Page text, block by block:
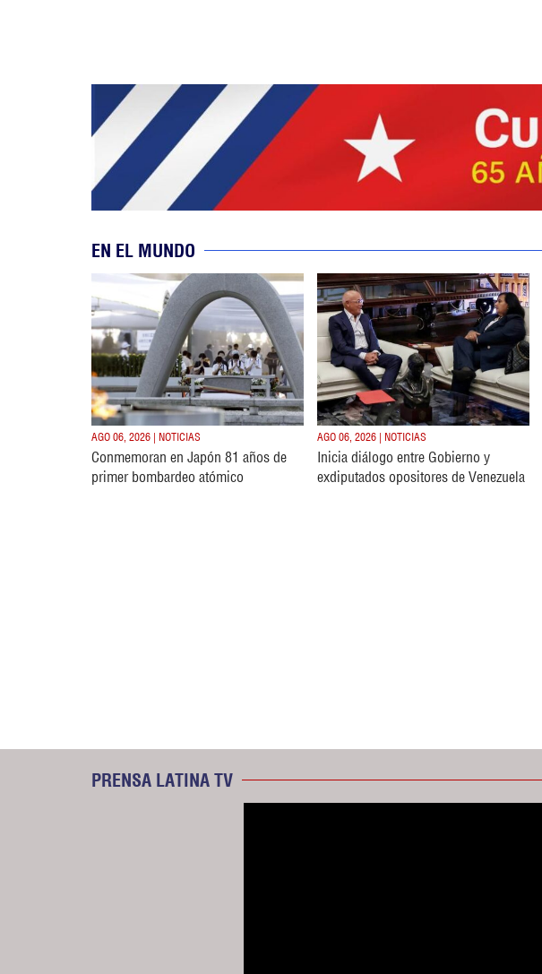
EN EL MUNDO
AGO 06, 2026 | NOTICIAS
Conmemoran en Japón 81 años de
primer bombardeo atómico
AGO 06, 2026 | NOTICIAS
Inicia diálogo entre Gobierno y
exdiputados opositores de Venezuela
PRENSA LATINA TV